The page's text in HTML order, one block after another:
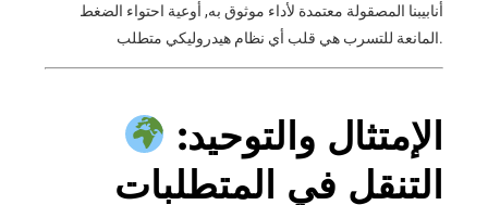
أنابيبنا المصقولة معتمدة لأداء موثوق به, أوعية احتواء الضغط
المانعة للتسرب هي قلب أي نظام هيدروليكي متطلب.
التنقل في المتطلبات